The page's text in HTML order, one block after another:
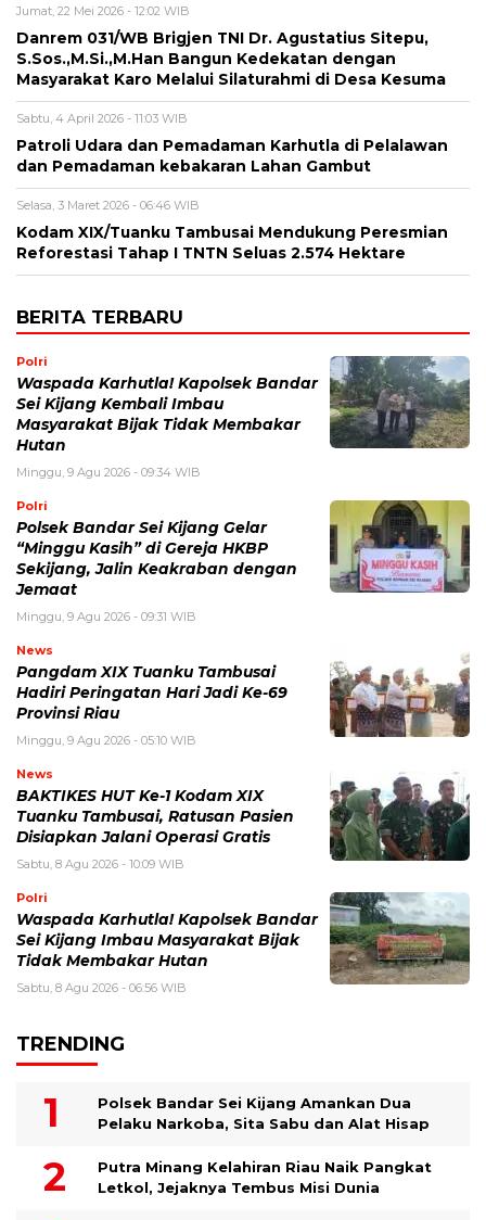
Jumat, 22 Mei 2026 - 12:02 WIB
Danrem 031/WB Brigjen TNI Dr. Agustatius Sitepu,
S.Sos.,M.Si.,M.Han Bangun Kedekatan dengan
Masyarakat Karo Melalui Silaturahmi di Desa Kesuma
Sabtu, 4 April 2026 - 11:03 WIB
Patroli Udara dan Pemadaman Karhutla di Pelalawan
dan Pemadaman kebakaran Lahan Gambut
Selasa, 3 Maret 2026 - 06:46 WIB
Kodam XIX/Tuanku Tambusai Mendukung Peresmian
Reforestasi Tahap I TNTN Seluas 2.574 Hektare
BERITA TERBARU
Polri
Waspada Karhutla! Kapolsek Bandar
Sei Kijang Kembali Imbau
Masyarakat Bijak Tidak Membakar
Hutan
Minggu, 9 Agu 2026 - 09:34 WIB
Polri
Polsek Bandar Sei Kijang Gelar
“Minggu Kasih” di Gereja HKBP
Sekijang, Jalin Keakraban dengan
Jemaat
Minggu, 9 Agu 2026 - 09:31 WIB
News
Pangdam XIX Tuanku Tambusai
Hadiri Peringatan Hari Jadi Ke-69
Provinsi Riau
Minggu, 9 Agu 2026 - 05:10 WIB
News
BAKTIKES HUT Ke-1 Kodam XIX
Tuanku Tambusai, Ratusan Pasien
Disiapkan Jalani Operasi Gratis
Sabtu, 8 Agu 2026 - 10:09 WIB
Polri
Waspada Karhutla! Kapolsek Bandar
Sei Kijang Imbau Masyarakat Bijak
Tidak Membakar Hutan
Sabtu, 8 Agu 2026 - 06:56 WIB
TRENDING
Polsek Bandar Sei Kijang Amankan Dua
Pelaku Narkoba, Sita Sabu dan Alat Hisap
Putra Minang Kelahiran Riau Naik Pangkat
Letkol, Jejaknya Tembus Misi Dunia